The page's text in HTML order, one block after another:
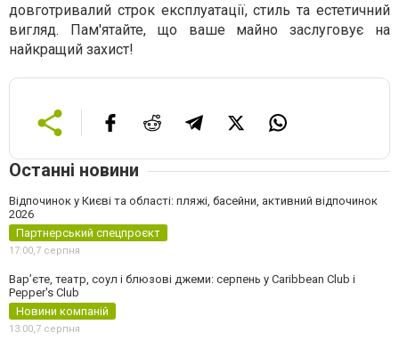
довготривалий строк експлуатації, стиль та естетичний
вигляд. Пам'ятайте, що ваше майно заслуговує на
найкращий захист!
Останні новини
Відпочинок у Києві та області: пляжі, басейни, активний відпочинок
2026
Партнерський спецпроєкт
17:00,7 серпня
Вар’єте, театр, соул і блюзові джеми: серпень у Caribbean Club і
Pepper's Club
Новини компаній
13:00,7 серпня